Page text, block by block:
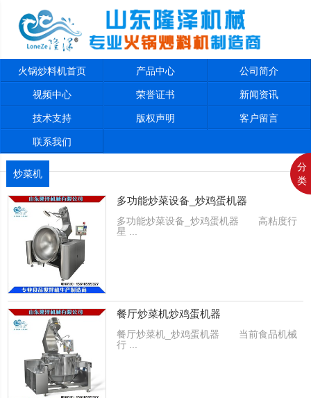
火锅炒料机首页 产品中心 公司简介
视频中心 荣誉证书 新闻资讯
技术支持 版权声明 客户留言
联系我们
炒菜机
分
类
多功能炒菜设备_炒鸡蛋机器
多功能炒菜设备_炒鸡蛋机器 高粘度行
星 ...
餐厅炒菜机炒鸡蛋机器
餐厅炒菜机_炒鸡蛋机器 当前食品机械
行 ...